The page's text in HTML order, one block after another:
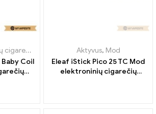
priedai
Garintuvas
Coil
Aktyvus, Mod
Eleaf iStick Pico 25 TC Mod
elektroninių cigarečių